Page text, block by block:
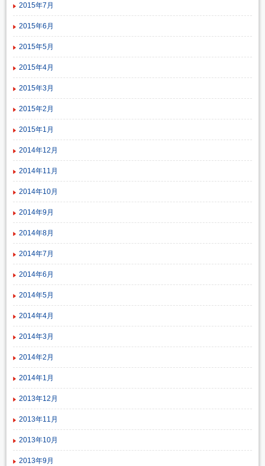
2015年7月
2015年6月
2015年5月
2015年4月
2015年3月
2015年2月
2015年1月
2014年12月
2014年11月
2014年10月
2014年9月
2014年8月
2014年7月
2014年6月
2014年5月
2014年4月
2014年3月
2014年2月
2014年1月
2013年12月
2013年11月
2013年10月
2013年9月